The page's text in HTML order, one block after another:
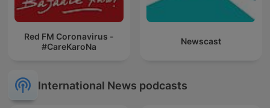
Red FM Coronavirus -
#CareKaroNa
Newscast
International News podcasts